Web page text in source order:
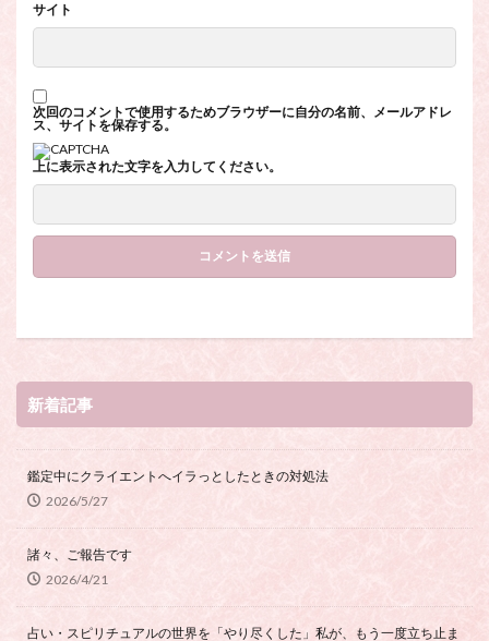
サイト
次回のコメントで使用するためブラウザーに自分の名前、メールアドレ
ス、サイトを保存する。
上に表示された文字を入力してください。
新着記事
鑑定中にクライエントへイラっとしたときの対処法
2026/5/27
諸々、ご報告です
2026/4/21
占い・スピリチュアルの世界を「やり尽くした」私が、もう一度立ち止ま